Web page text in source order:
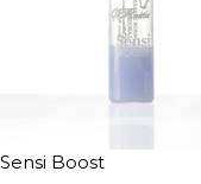
Sensi Boost